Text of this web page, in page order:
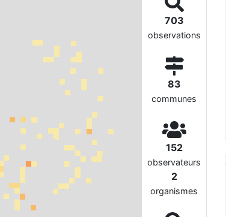
703
observations
83
communes
152
observateurs
2
organismes